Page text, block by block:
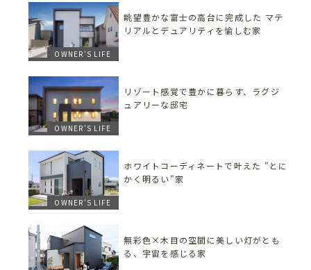
OWNER'S LIFE
眺望豊かな富士の高台に完成した マテ
リアルとデュアリティを愉しむ家
OWNER'S LIFE
リゾート感覚で豊かに暮らす、ラグジ
ュアリーな邸宅
OWNER'S LIFE
ホワイトコーディネートで叶えた "とに
かく明るい"家
無彩色×木目の空間に美しい灯がとも
る、宇宙を感じる家